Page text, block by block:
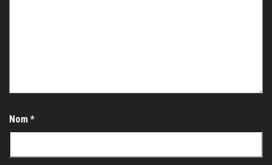
Nom *